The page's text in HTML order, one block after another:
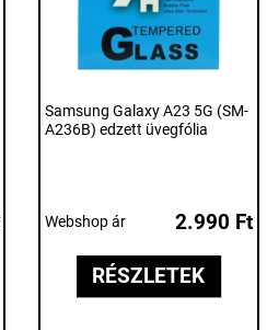
Samsung Galaxy A23 5G (SM-
A236B) edzett üvegfólia
Webshop ár 2.990 Ft
RÉSZLETEK